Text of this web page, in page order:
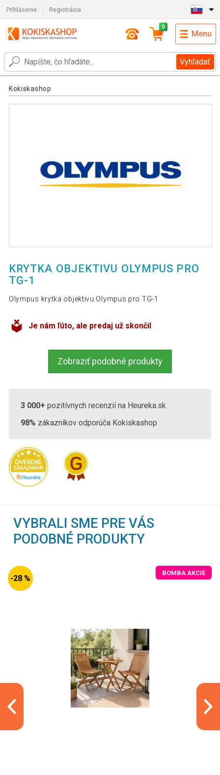
Prihlásenie Registrácia
Vyhľadať
0
Menu
Kokiskashop
KRYTKA OBJEKTIVU OLYMPUS PRO
TG-1
Olympus krytka objektivu Olympus pro TG-1
Je nám ľúto, ale predaj už skončil
Zobraziť podobné produkty
3 000+ pozitívnych recenzií na Heureka.sk
98% zákazníkov odporúča Kokiskashop
VYBRALI SME PRE VÁS
PODOBNÉ PRODUKTY
-28 %
BOMBA AKCIE